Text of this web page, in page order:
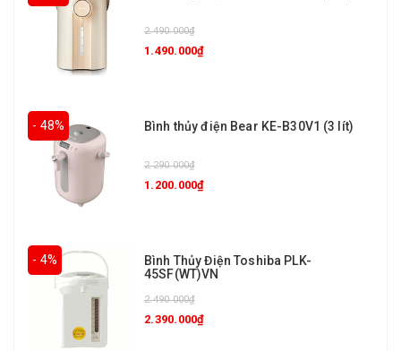
2.490.000₫
1.490.000₫
- 48% Bình thủy điện Bear KE-B30V1 (3 lít)
2.290.000₫
1.200.000₫
- 4%
Bình Thủy Điện Toshiba PLK-
45SF(WT)VN
2.490.000₫
2.390.000₫